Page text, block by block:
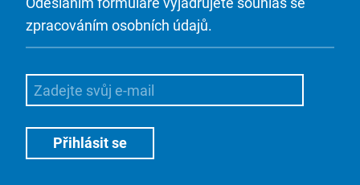
zpracováním osobních údajů.